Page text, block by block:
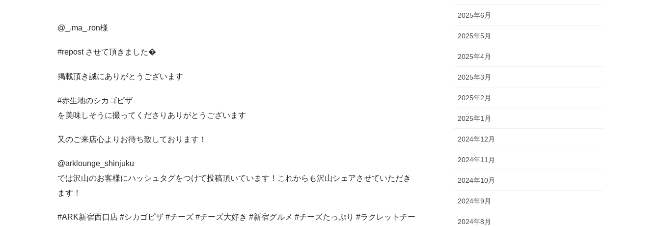
@_.ma_.ron様
#repost させて頂きました�
掲載頂き誠にありがとうございます
#赤生地のシカゴピザ
を美味しそうに撮ってくださりありがとうございます
又のご来店心よりお待ち致しております！
@arklounge_shinjuku
では沢山のお客様にハッシュタグをつけて投稿頂いています！これからも沢山シェアさせていただき
ます！
#ARK新宿西口店 #シカゴピザ #チーズ #チーズ大好き #新宿グルメ #チーズたっぷり #ラクレットチー
2025年6月
2025年5月
2025年4月
2025年3月
2025年2月
2025年1月
2024年12月
2024年11月
2024年10月
2024年9月
2024年8月